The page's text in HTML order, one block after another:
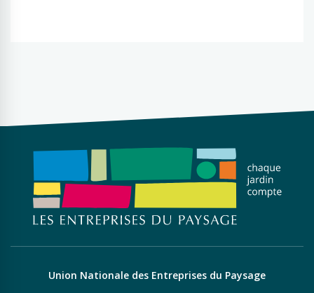
Union Nationale des Entreprises du Paysage